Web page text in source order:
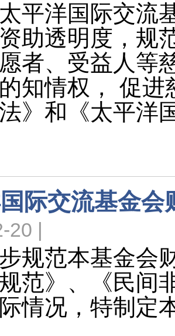
平洋国际交流
助透明度，规
者、受益人等
知情权， 促
》和《太平洋
际交流基金会
20 |
规范本基金会
范》、《民间
情况，特制定